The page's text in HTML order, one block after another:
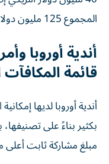
المجموع 125 مليون دولار للفائز شاملاً مكافآت الأداء.
أندية أوروبا
قائمة المكافآت
أندية أوروبا لديها
بكثير بناءً على
مبلغ مشاركة ثابت أعلى